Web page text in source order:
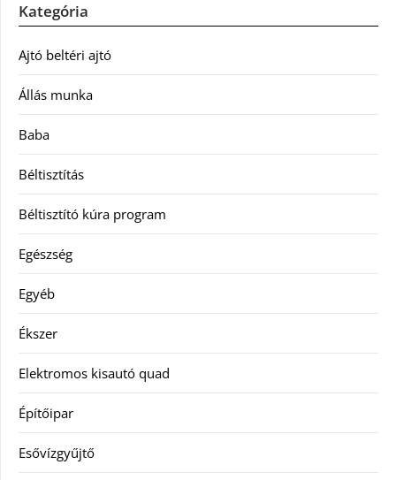
Kategória
Ajtó beltéri ajtó
Állás munka
Baba
Béltisztítás
Béltisztító kúra program
Egészség
Egyéb
Ékszer
Elektromos kisautó quad
Építőipar
Esővízgyűjtő